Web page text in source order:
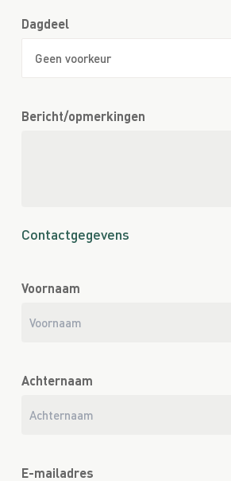
Dagdeel
Bericht/opmerkingen
Contactgegevens
Voornaam
Achternaam
E-mailadres